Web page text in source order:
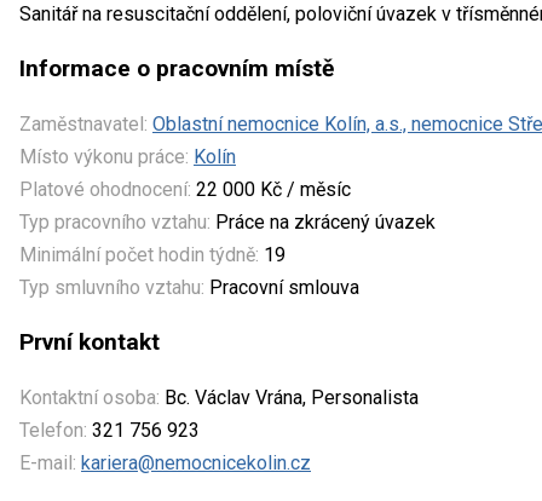
Sanitář na resuscitační oddělení, poloviční úvazek v
Informace o pracovním místě
Zaměstnavatel: Oblastní nemocnice Kolín, a.s., nemocnice
Místo výkonu práce: Kolín
Platové ohodnocení: 22 000 Kč / měsíc
Typ pracovního vztahu: Práce na zkrácený úvazek
Minimální počet hodin týdně: 19
Typ smluvního vztahu: Pracovní smlouva
První kontakt
Kontaktní osoba: Bc. Václav Vrána, Personalista
Telefon: 321 756 923
E-mail: kariera@nemocnicekolin.cz